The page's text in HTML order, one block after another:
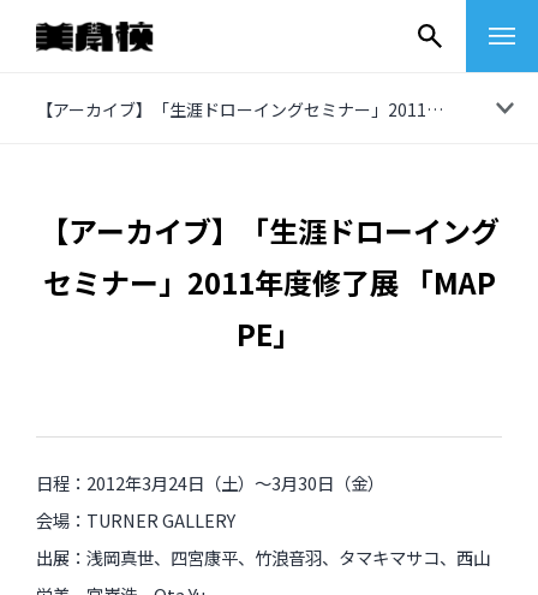
【アーカイブ】「生涯ドローイングセミナー」2011年度修了展 「MAPPE」
インタビュー
【アーカイブ】「生涯ドローイング
セミナー」2011年度修了展 「MAP
PE」
日程：2012年3月24日（土）〜3月30日（金）
会場：TURNER GALLERY
出展：浅岡真世、四宮康平、竹浪音羽、タマキマサコ、西山